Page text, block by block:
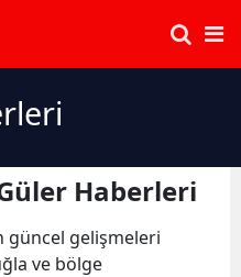
Haberleri
güncel gelişmeleri
ve bölge